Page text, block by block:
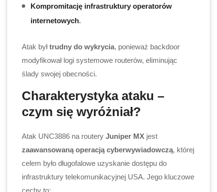
Kompromitację infrastruktury operatorów
internetowych.
Atak byłtrudny do wykrycia, ponieważ backdoor
modyfikował logi systemowe routerów, eliminując
ślady swojej obecności.
Charakterystyka ataku –
czym się wyróżniał?
Atak UNC3886 na routery Juniper MX jest
zaawansowaną operacją cyberwywiadowczą, której
celem było długofalowe uzyskanie dostępu do
infrastruktury telekomunikacyjnej USA. Jego kluczowe
cechy to: